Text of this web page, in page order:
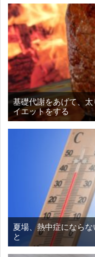
基礎代謝をあげて、
イエットをする
夏場、熱中症になら
と